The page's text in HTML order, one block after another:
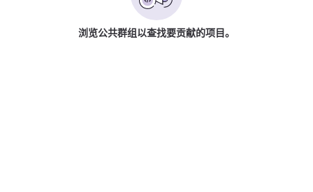
浏览公共群组以查找要贡献的项目。